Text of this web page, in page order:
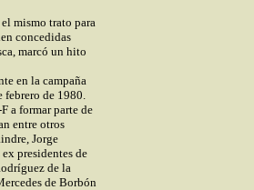
mismo trato para
concedidas
marcó un hito
en la campaña
febrero de 1980.
a formar parte de
entre otros
Jorge
presidentes de
de la
de Borbón